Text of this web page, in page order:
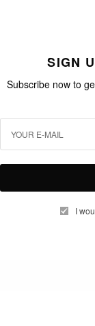
SIGN
Subscribe now to
I